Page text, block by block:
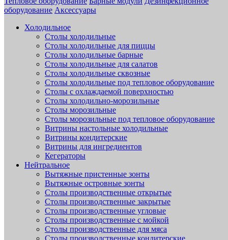
оборудование Аксессуары
Холодильное
Столы холодильные
Столы холодильные для пиццы
Столы холодильные барные
Столы холодильные для салатов
Столы холодильные сквозные
Столы холодильные под тепловое оборудование
Столы с охлаждаемой поверхностью
Столы холодильно-морозильные
Столы морозильные
Столы морозильные под тепловое оборудование
Витрины настольные холодильные
Витрины кондитерские
Витрины для ингредиентов
Кегераторы
Нейтральное
Вытяжные пристенные зонты
Вытяжные островные зонты
Столы производственные открытые
Столы производственные закрытые
Столы производственные угловые
Столы производственные с мойкой
Столы производственные для мяса
Столы производственные кондитерские